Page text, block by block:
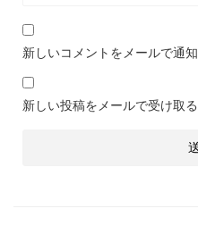
新しいコメントをメールで通知
新しい投稿をメールで受け取る